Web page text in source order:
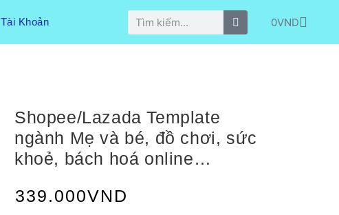
Tài Khoản 0VND
Shopee/Lazada Template
ngành Mẹ và bé, đồ chơi, sức
khoẻ, bách hoá online…
339.000VND